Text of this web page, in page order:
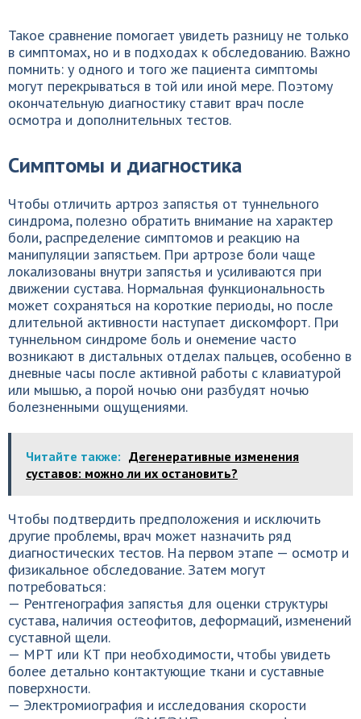
Такое сравнение помогает увидеть разницу не только
в симптомах, но и в подходах к обследованию. Важно
помнить: у одного и того же пациента симптомы
могут перекрываться в той или иной мере. Поэтому
окончательную диагностику ставит врач после
осмотра и дополнительных тестов.
Симптомы и диагностика
Чтобы отличить артроз запястья от туннельного
синдрома, полезно обратить внимание на характер
боли, распределение симптомов и реакцию на
манипуляции запястьем. При артрозе боли чаще
локализованы внутри запястья и усиливаются при
движении сустава. Нормальная функциональность
может сохраняться на короткие периоды, но после
длительной активности наступает дискомфорт. При
туннельном синдроме боль и онемение часто
возникают в дистальных отделах пальцев, особенно в
дневные часы после активной работы с клавиатурой
или мышью, а порой ночью они разбудят ночью
болезненными ощущениями.
Читайте также: Дегенеративные изменения
суставов: можно ли их остановить?
Чтобы подтвердить предположения и исключить
другие проблемы, врач может назначить ряд
диагностических тестов. На первом этапе — осмотр и
физикальное обследование. Затем могут
потребоваться:
— Рентгенография запястья для оценки структуры
сустава, наличия остеофитов, деформаций, изменений
суставной щели.
— МРТ или КТ при необходимости, чтобы увидеть
более детально контактующие ткани и суставные
поверхности.
— Электромиография и исследования скорости